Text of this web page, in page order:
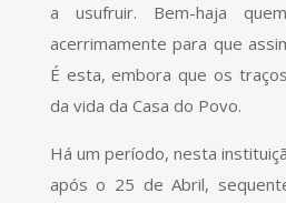
a usufruir. Bem-haja
acerrimamente para que
É esta, embora que os
da vida da Casa do Povo.
Há um período, nesta
após o 25 de Abril,